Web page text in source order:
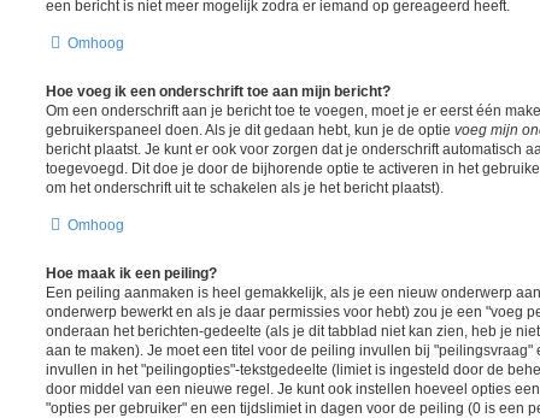
een bericht is niet meer mogelijk zodra er iemand op gereageerd heeft.
Omhoog
Hoe voeg ik een onderschrift toe aan mijn bericht?
Om een onderschrift aan je bericht toe te voegen, moet je er eerst één
gebruikerspaneel doen. Als je dit gedaan hebt, kun je de optie voeg mijn
bericht plaatst. Je kunt er ook voor zorgen dat je onderschrift automatisch
toegevoegd. Dit doe je door de bijhorende optie te activeren in het
om het onderschrift uit te schakelen als je het bericht plaatst).
Omhoog
Hoe maak ik een peiling?
Een peiling aanmaken is heel gemakkelijk, als je een nieuw onderwerp
onderwerp bewerkt en als je daar permissies voor hebt) zou je een "voeg
onderaan het berichten-gedeelte (als je dit tabblad niet kan zien, heb je
aan te maken). Je moet een titel voor de peiling invullen bij
invullen in het "peilingopties"-tekstgedeelte (limiet is ingesteld door de
door middel van een nieuwe regel. Je kunt ook instellen hoeveel opties
"opties per gebruiker" en een tijdslimiet in dagen voor de peiling (0 is een